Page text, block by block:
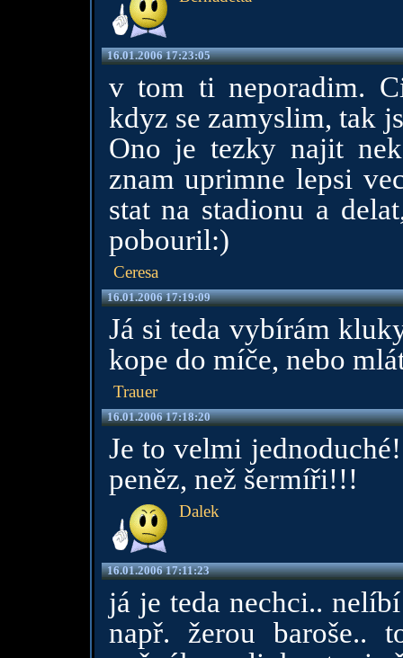
16.01.2006 17:23:05
v tom ti neporadim.
kdyz se zamyslim, tak
Ono je tezky najit
znam uprimne lepsi
stat na stadionu a
pobouril:)
Ceresa
16.01.2006 17:19:09
Já si teda vybírám
kope do míče, nebo
Trauer
16.01.2006 17:18:20
Je to velmi
peněz, než šermíři!!!
Dalek
16.01.2006 17:11:23
já je teda nechci..
např. žerou baroše..